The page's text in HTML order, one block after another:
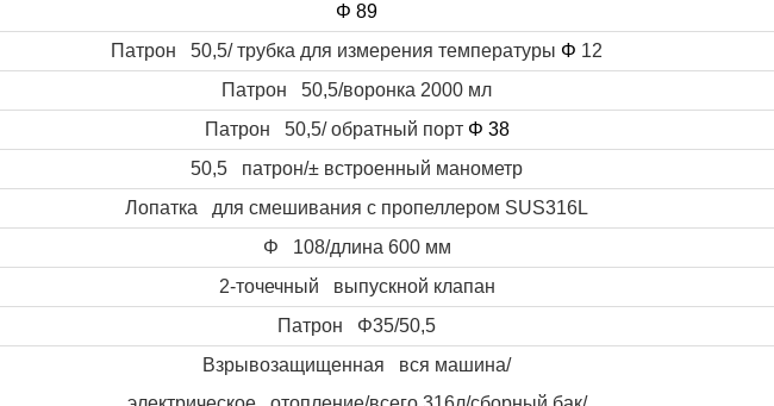
Φ 89
Патрон 50,5/ трубка для измерения температуры Φ 12
Патрон 50,5/воронка 2000 мл
Патрон 50,5/ обратный порт Φ 38
50,5 патрон/± встроенный манометр
Лопатка для смешивания с пропеллером SUS316L
Φ 108/длина 600 мм
2-точечный выпускной клапан
Патрон Φ35/50,5
Взрывозащищенная вся машина/